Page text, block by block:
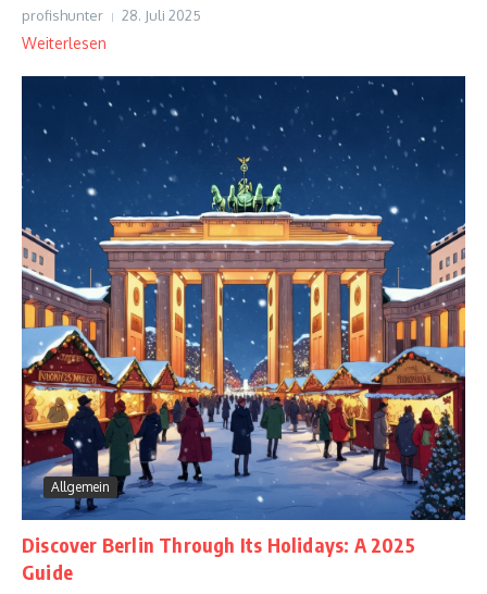
profishunter 28. Juli 2025
Weiterlesen
Allgemein
Discover Berlin Through Its Holidays: A 2025
Guide